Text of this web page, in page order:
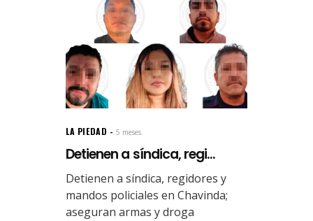
LA PIEDAD 5 meses.
Detienen a síndica, regi...
Detienen a síndica, regidores y
mandos policiales en Chavinda;
aseguran armas y droga